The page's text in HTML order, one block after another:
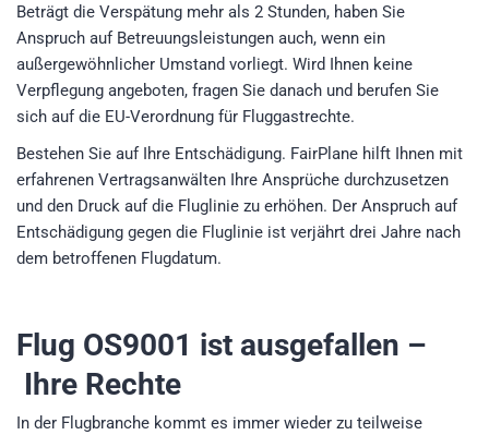
Beträgt die Verspätung mehr als 2 Stunden, haben Sie
Anspruch auf Betreuungsleistungen auch, wenn ein
außergewöhnlicher Umstand vorliegt. Wird Ihnen keine
Verpflegung angeboten, fragen Sie danach und berufen Sie
sich auf die EU-Verordnung für Fluggastrechte.
Bestehen Sie auf Ihre Entschädigung. FairPlane hilft Ihnen mit
erfahrenen Vertragsanwälten Ihre Ansprüche durchzusetzen
und den Druck auf die Fluglinie zu erhöhen. Der Anspruch auf
Entschädigung gegen die Fluglinie ist verjährt drei Jahre nach
dem betroffenen Flugdatum.
Flug OS9001 ist ausgefallen –
Ihre Rechte
In der Flugbranche kommt es immer wieder zu teilweise